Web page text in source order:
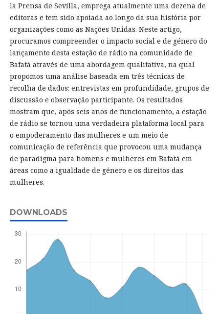
la Prensa de Sevilla, emprega atualmente uma dezena de
editoras e tem sido apoiada ao longo da sua história por
organizações como as Nações Unidas. Neste artigo,
procuramos compreender o impacto social e de género do
lançamento desta estação de rádio na comunidade de
Bafatá através de uma abordagem qualitativa, na qual
propomos uma análise baseada em três técnicas de
recolha de dados: entrevistas em profundidade, grupos de
discussão e observação participante. Os resultados
mostram que, após seis anos de funcionamento, a estação
de rádio se tornou uma verdadeira plataforma local para
o empoderamento das mulheres e um meio de
comunicação de referência que provocou uma mudança
de paradigma para homens e mulheres em Bafatá em
áreas como a igualdade de género e os direitos das
mulheres.
DOWNLOADS